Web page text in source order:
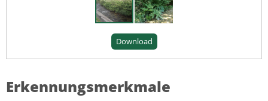
Download
Erkennungsmerkmale